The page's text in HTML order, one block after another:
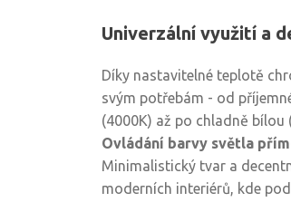
Univerzální využití a
Díky nastavitelné teplotě
svým potřebám - od
(4000K) až po chladně
Ovládání barvy světla
Minimalistický tvar a
moderních interiérů, kde